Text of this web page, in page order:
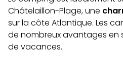
Châtelaillon-Plage, une
sur la côte Atlantique. Les
de nombreux avantages en
de vacances.